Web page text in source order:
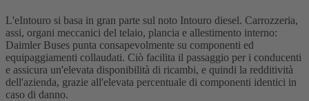
L'eIntouro si basa in gran parte sul noto Intouro diesel. Carrozzeria,
assi, organi meccanici del telaio, plancia e allestimento interno:
Daimler Buses punta consapevolmente su componenti ed
equipaggiamenti collaudati. Ciò facilita il passaggio per i conducenti
e assicura un'elevata disponibilità di ricambi, e quindi la redditività
dell'azienda, grazie all'elevata percentuale di componenti identici in
caso di danno.